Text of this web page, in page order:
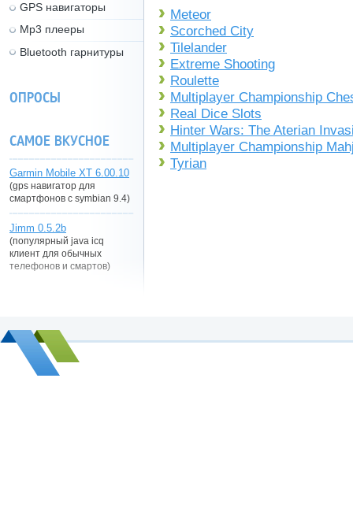
Meteor
Scorched City
Tilelander
Extreme Shooting
Roulette
Multiplayer Championship
Real Dice Slots
Hinter Wars: The Aterian
Multiplayer Championship
Tyrian
GPS навигаторы
Mp3 плееры
Bluetooth гарнитуры
ОПРОСЫ
САМОЕ ВКУСНОЕ
Garmin Mobile XT 6.00.10
(gps навигатор для
смартфонов с symbian 9.4)
Jimm 0.5.2b
(популярный java icq
клиент для обычных
телефонов и смартов)